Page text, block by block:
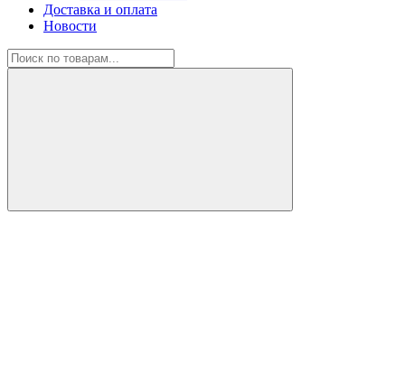
Доставка и оплата
Новости